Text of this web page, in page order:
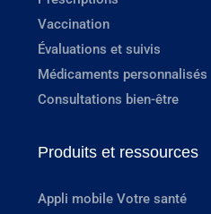
Vaccination
Évaluations et suivis
Médicaments personnalisés
Consultations bien-être
Produits et ressources
Appli mobile Votre santé